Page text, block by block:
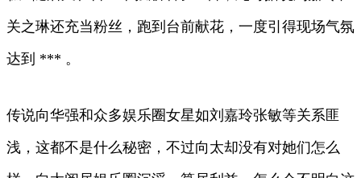
关之琳还充当粉丝，跑到台前献花，一度引得现场气氛
达到 *** 。
传说向华强和众多娱乐圈女星如刘嘉玲张敏等关系匪
浅，这都不是什么秘密，不过向太却没有对她们怎么